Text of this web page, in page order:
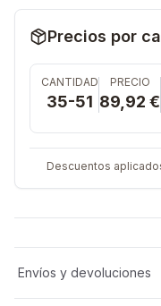
Precios por
CANTIDAD
35-51
PRECIO
89,92 €
Descuentos
Envíos y devoluciones